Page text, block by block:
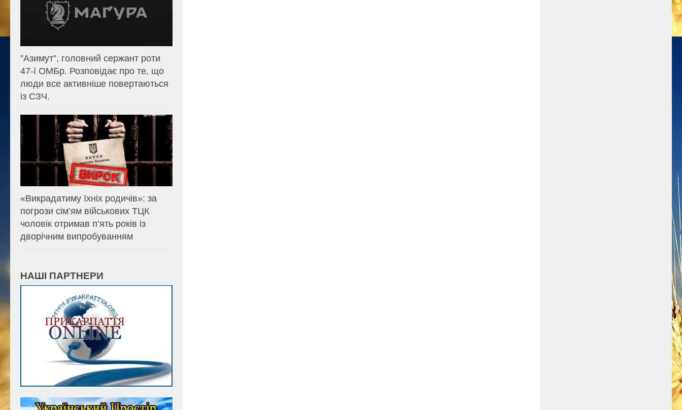
⁨”Азимут”, головний сержант роти
47-ї ОМБр. Розповідає про те, що
люди все активніше повертаються
із СЗЧ.
«Викрадатиму їхніх родичів»: за
погрози сім’ям військових ТЦК
чоловік отримав п’ять років із
дворічним випробуванням
НАШІ ПАРТНЕРИ